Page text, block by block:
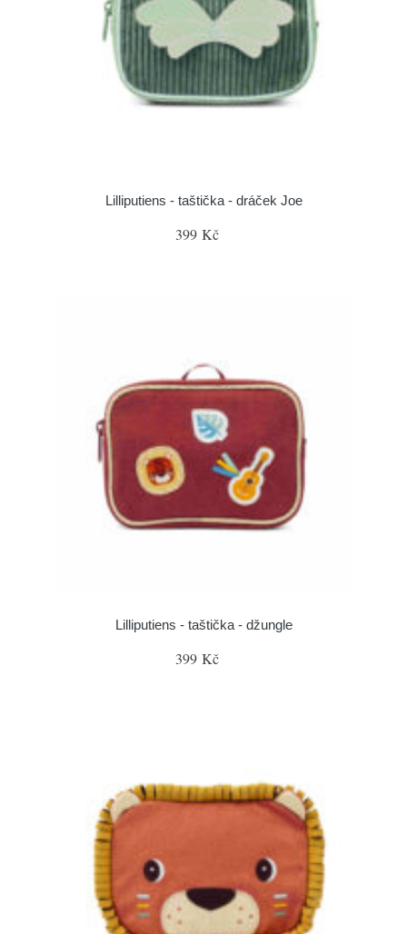
Lilliputiens - taštička - dráček Joe
399 Kč
Lilliputiens - taštička - džungle
399 Kč